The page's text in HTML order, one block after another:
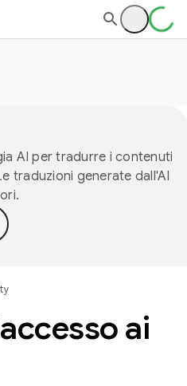
AI per tradurre i contenuti
traduzioni generate dall'AI
ai